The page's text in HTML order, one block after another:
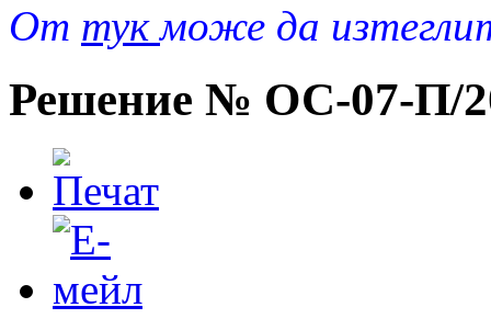
От тукможе да
Решение № ОС-07-П/